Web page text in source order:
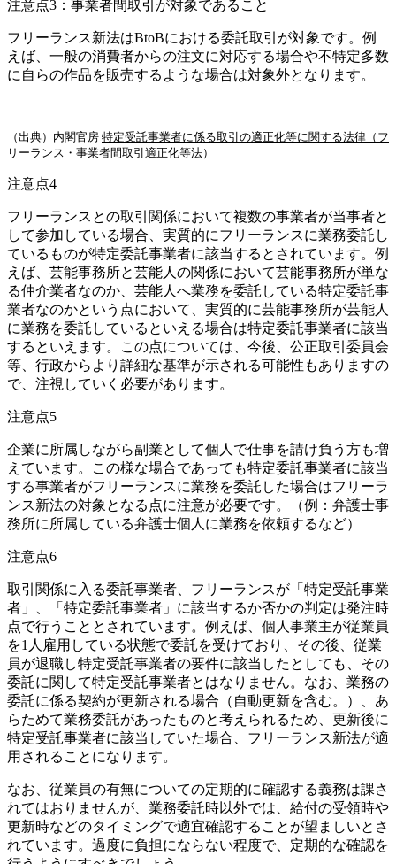
注意点3： 事業者間取引が対象であること
フリーランス新法はBtoBにおける委託取引が対象です。例
えば、一般の消費者からの注文に対応する場合や不特定多数
に自らの作品を販売するような場合は対象外となります。
（出典）内閣官房 特定受託事業者に係る取引の適正化等に関する法律（フ
リーランス・事業者間取引適正化等法）
注意点4
フリーランスとの取引関係において複数の事業者が当事者と
して参加している場合、実質的にフリーランスに業務委託し
ているものが特定委託事業者に該当するとされています。例
えば、芸能事務所と芸能人の関係において芸能事務所が単な
る仲介業者なのか、芸能人へ業務を委託している特定委託事
業者なのかという点において、実質的に芸能事務所が芸能人
に業務を委託しているといえる場合は特定委託事業者に該当
するといえます。この点については、今後、公正取引委員会
等、行政からより詳細な基準が示される可能性もありますの
で、注視していく必要があります。
注意点5
企業に所属しながら副業として個人で仕事を請け負う方も増
えています。この様な場合であっても特定委託事業者に該当
する事業者がフリーランスに業務を委託した場合はフリーラ
ンス新法の対象となる点に注意が必要です。（例：弁護士事
務所に所属している弁護士個人に業務を依頼するなど）
注意点6
取引関係に入る委託事業者、フリーランスが「特定受託事業
者」、「特定委託事業者」に該当するか否かの判定は発注時
点で行うこととされています。例えば、個人事業主が従業員
を1人雇用している状態で委託を受けており、その後、従業
員が退職し特定受託事業者の要件に該当したとしても、その
委託に関して特定受託事業者とはなりません。なお、業務の
委託に係る契約が更新される場合（自動更新を含む。）、あ
らためて業務委託があったものと考えられるため、更新後に
特定受託事業者に該当していた場合、フリーランス新法が適
用されることになります。
なお、従業員の有無についての定期的に確認する義務は課さ
れてはおりませんが、業務委託時以外では、給付の受領時や
更新時などのタイミングで適宜確認することが望ましいとさ
れています。過度に負担にならない程度で、定期的な確認を